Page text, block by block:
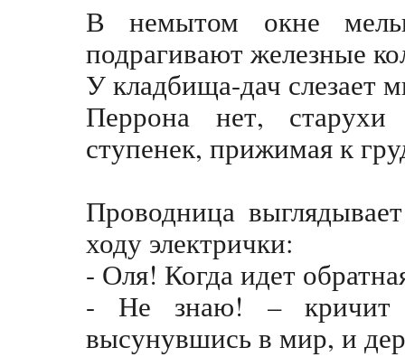
В немытом окне
подрагивают железные
У кладбища-дач слезает
Перрона нет,
ступенек, прижимая к
Проводница
ходу электрички:
- Оля! Когда идет
- Не знаю! – кричит
высунувшись в мир, и